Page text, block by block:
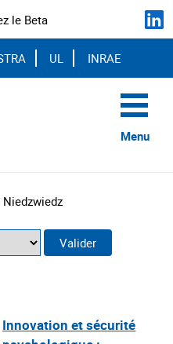
le Beta
UL INRAE
Menu
Innovation et sécurité